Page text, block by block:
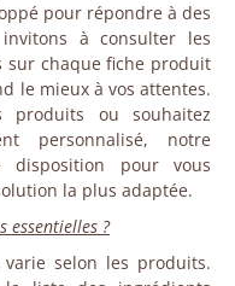
pour répondre à des
à consulter les
sur chaque fiche produit
le mieux à vos attentes.
produits ou souhaitez
personnalisé, notre
pour vous
la plus adaptée.
essentielles ?
selon les produits.